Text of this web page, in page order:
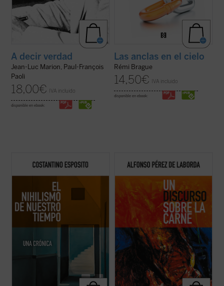
A decir verdad
Jean-Luc Marion, Paul-François
Paoli
18,00€ IVA incluido
disponible en ebook:
Las anclas en el cielo
Rémi Brague
14,50€ IVA incluido
disponible en ebook:
El nihilismo se ha convertido en nuestro
tiempo en una cuestión abierta. ¿De qué
abocaba a una pérdida de valores e ideales,
plantea en estos momentos cuestiones ...
(ver ficha)
Punto omega: punto atractivo de
enamoramiento. Suave suasión carnal de
Punto de encarnación. La realidad se nos
vínculo substancial
expresa como realidad. Nuestras líneas de
(ver ficha)